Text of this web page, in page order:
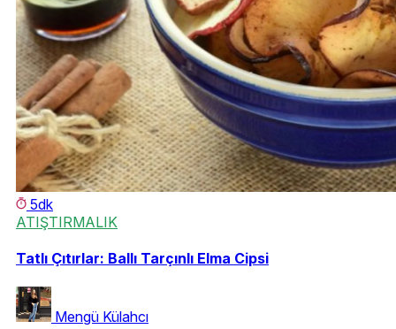
5dk
ATIŞTIRMALIK
Tatlı Çıtırlar: Ballı Tarçınlı Elma Cipsi
Mengü Külahcı